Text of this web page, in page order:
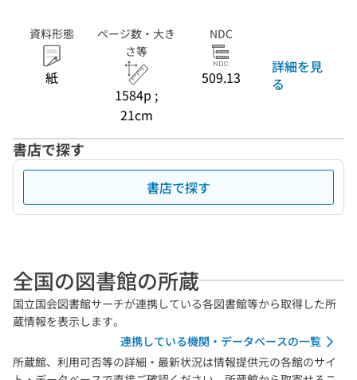
資料形態
紙
ページ数・大き
さ等
1584p ;
21cm
NDC
509.13
詳細を見
る
書店で探す
書店で探す
全国の図書館の所蔵
国立国会図書館サーチが連携している各図書館等から取得した所
蔵情報を表示します。
連携している機関・データベースの一覧
所蔵館、利用可否等の詳細・最新状況は情報提供元の各館のサイ